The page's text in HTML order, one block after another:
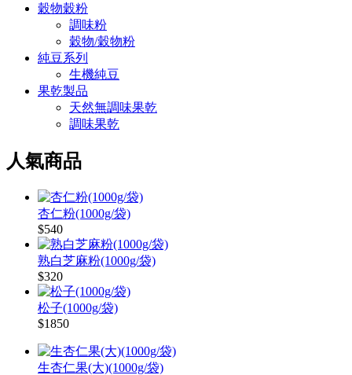
穀物穀粉
調味粉
穀物/穀物粉
純豆系列
生機純豆
果乾製品
天然無調味果乾
調味果乾
人氣商品
杏仁粉(1000g/袋)
$540
熟白芝麻粉(1000g/袋)
$320
松子(1000g/袋)
$1850
生杏仁果(大)(1000g/袋)